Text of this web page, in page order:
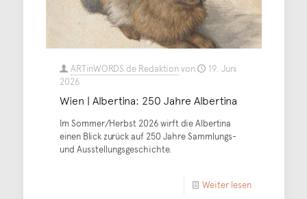
ARTinWORDS.de Redaktionvon
19. Juni
2026
Wien | Albertina: 250 Jahre Albertina
Im Sommer/Herbst 2026 wirft die Albertina
einen Blick zurück auf 250 Jahre Sammlungs-
und Ausstellungsgeschichte.
Weiter lesen